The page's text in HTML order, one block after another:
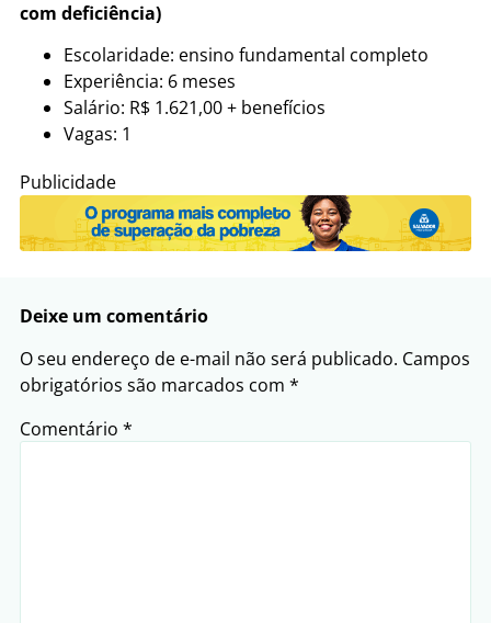
com deficiência)
Escolaridade: ensino fundamental completo
Experiência: 6 meses
Salário: R$ 1.621,00 + benefícios
Vagas: 1
Publicidade
Deixe um comentário
O seu endereço de e-mail não será publicado. Campos
obrigatórios são marcados com *
Comentário *